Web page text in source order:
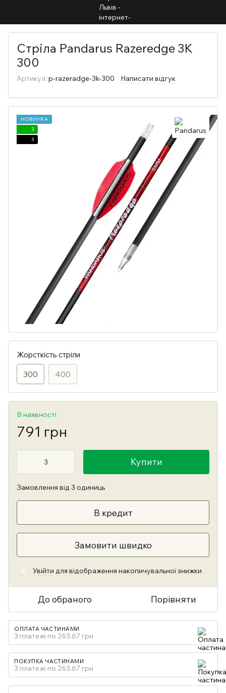
Стріла Pandarus Razeredge 3K
300
Артикул: p-razeradge-3k-300 Написати відгук
НОВИНКА
3
3
Жорсткість стріли
300 400
В наявності
791 грн
Купити
Замовлення від 3 одиниць
В кредит
Замовити швидко
% Увійти для відображення накопичувальної знижки
До обраного Порівняти
ОПЛАТА ЧАСТИНАМИ
3 платежі по 263.67 грн
ПОКУПКА ЧАСТИНАМИ
3 платежі по 263.67 грн